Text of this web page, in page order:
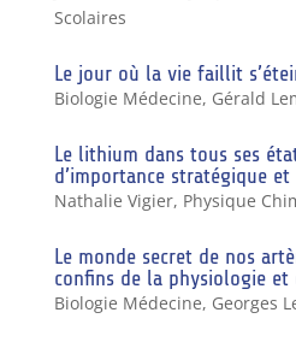
Scolaires
Le jour où la vie faillit
Biologie Médecine, Gérald
Le lithium dans tous ses
d’importance stratégique
Nathalie Vigier, Physique
Le monde secret de nos
confins de la physiologie
Biologie Médecine, Georges